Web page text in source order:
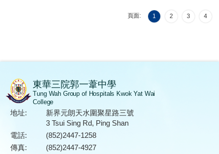
頁面: 1 2 3 4
東華三院郭一葦中學
Tung Wah Group of Hospitals Kwok Yat Wai
College
地址:
新界元朗天水圍聚星路三號
3 Tsui Sing Rd, Ping Shan
電話:
(852)2447-1258
傳真:
(852)2447-4927